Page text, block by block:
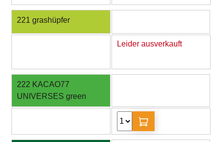
221 grashüpfer
Leider ausverkauft
222 KACAO77
UNIVERSES green